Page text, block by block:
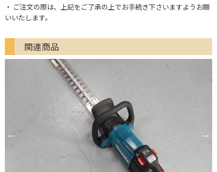
ご注文の際は、上記をご了承の上でお手続き下さいますようお願
いいたします。
関連商品